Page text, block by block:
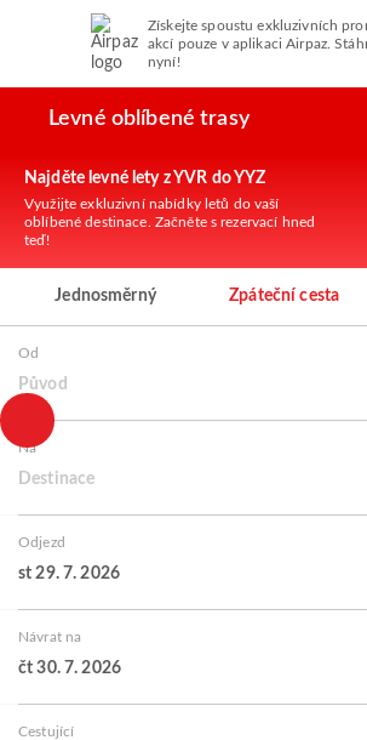
Získejte spoustu exkluzivních
akcí pouze v aplikaci Airpaz.
nyní!
Levné oblíbené trasy
Najděte levné lety z YVR do YYZ
Využijte exkluzivní nabídky letů do vaší
oblíbené destinace. Začněte s rezervací hned
teď!
Jednosměrný Zpáteční cesta
Od
Původ
Na
Destinace
Odjezd
st 29. 7. 2026
Návrat na
čt 30. 7. 2026
Cestující